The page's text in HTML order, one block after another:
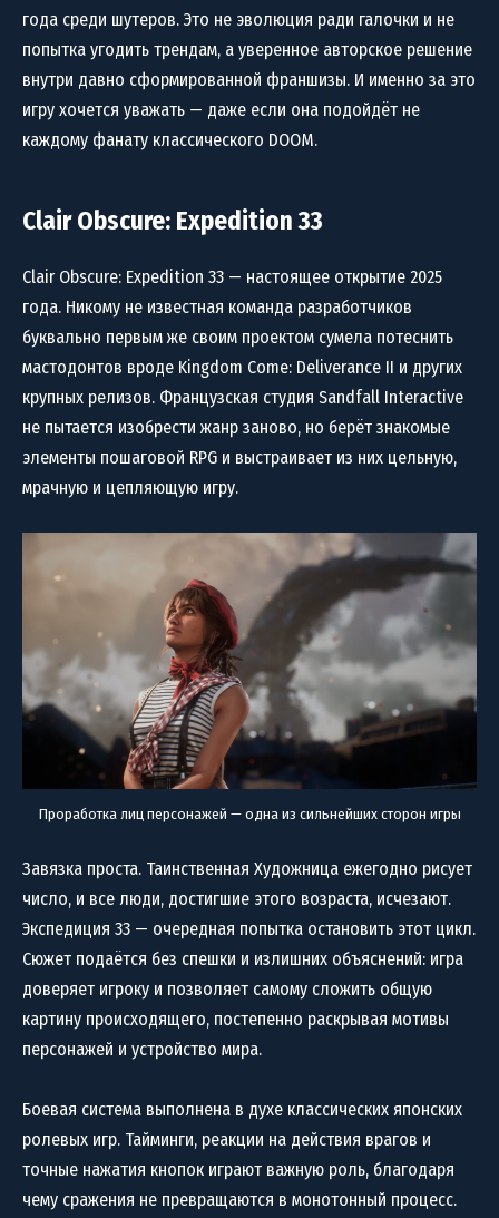
года среди шутеров. Это не эволюция ради галочки и не
попытка угодить трендам, а уверенное авторское решение
внутри давно сформированной франшизы. И именно за это
игру хочется уважать — даже если она подойдёт не
каждому фанату классического DOOM.
Clair Obscure: Expedition 33
Clair Obscure: Expedition 33 — настоящее открытие 2025
года. Никому не известная команда разработчиков
буквально первым же своим проектом сумела потеснить
мастодонтов вроде Kingdom Come: Deliverance II и других
крупных релизов. Французская студия Sandfall Interactive
не пытается изобрести жанр заново, но берёт знакомые
элементы пошаговой RPG и выстраивает из них цельную,
мрачную и цепляющую игру.
Проработка лиц персонажей — одна из сильнейших сторон игры
Завязка проста. Таинственная Художница ежегодно рисует
число, и все люди, достигшие этого возраста, исчезают.
Экспедиция 33 — очередная попытка остановить этот цикл.
Сюжет подаётся без спешки и излишних объяснений: игра
доверяет игроку и позволяет самому сложить общую
картину происходящего, постепенно раскрывая мотивы
персонажей и устройство мира.
Боевая система выполнена в духе классических японских
ролевых игр. Тайминги, реакции на действия врагов и
точные нажатия кнопок играют важную роль, благодаря
чему сражения не превращаются в монотонный процесс.